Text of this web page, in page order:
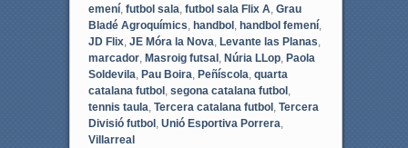
emení, futbol sala, futbol sala Flix A, Grau
Bladé Agroquímics, handbol , handbol femení,
JD Flix, JE Móra la Nova, Levante las Planas,
marcador, Masroig futsal , Núria LLop, Paola
Soldevila, Pau Boira, Peñíscola, quarta
catalana futbol , segona catalana futbol ,
tennis taula, Tercera catalana futbol , Tercera
Divisió futbol , Unió Esportiva Porrera,
Villarreal